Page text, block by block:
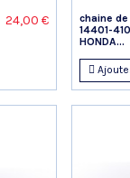
24,00 €
chaine
14401-
HONDA...